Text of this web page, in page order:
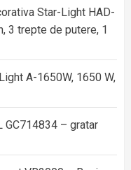
Star-Light HAD-
3 trepte de putere, 1
A-1650W, 1650 W,
GC714834 – gratar